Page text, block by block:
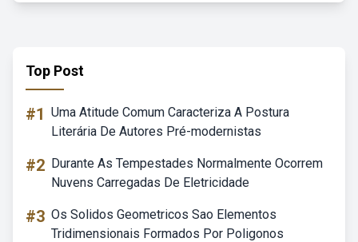
Top Post
#1 Uma Atitude Comum Caracteriza A Postura
Literária De Autores Pré-modernistas
#2 Durante As Tempestades Normalmente Ocorrem
Nuvens Carregadas De Eletricidade
#3 Os Solidos Geometricos Sao Elementos
Tridimensionais Formados Por Poligonos